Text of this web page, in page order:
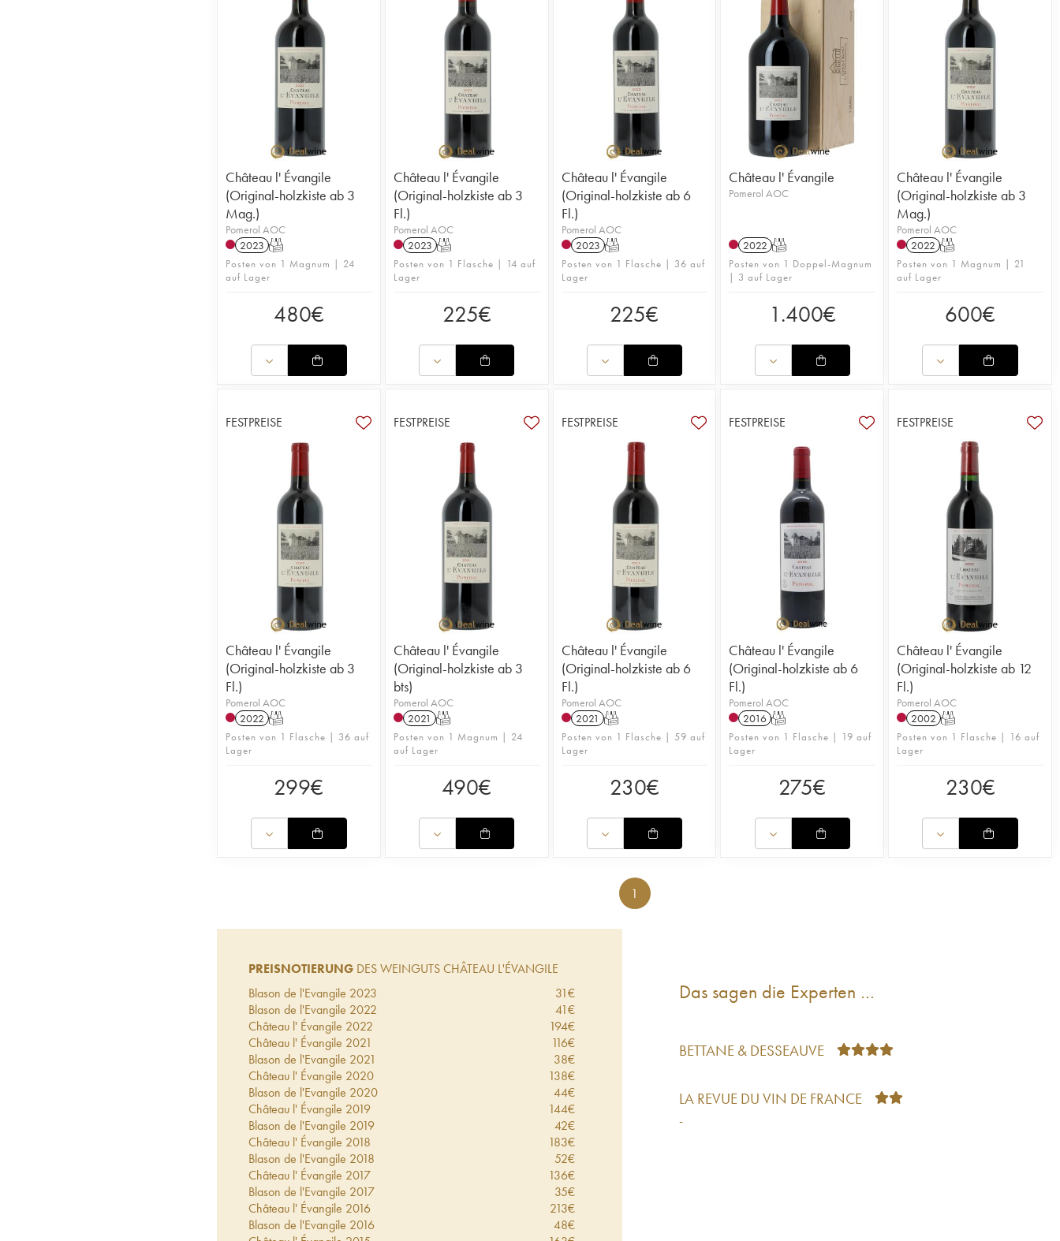
Château l' Évangile
(Original-holzkiste ab 3
Mag.)
Pomerol AOC
2023 T
Posten von 1 Magnum | 24
auf Lager
480€
Château l' Évangile
(Original-holzkiste ab 3
Fl.)
Pomerol AOC
2023 T
Posten von 1 Flasche | 14 auf
Lager
225€
Château l' Évangile
(Original-holzkiste ab 6
Fl.)
Pomerol AOC
2023 T
Posten von 1 Flasche | 36 auf
Lager
225€
Château l' Évangile
Pomerol AOC
2022 T
Posten von 1 Doppel-Magnum
| 3 auf Lager
1.400€
Château l' Évangile
(Original-holzkiste ab 3
Mag.)
Pomerol AOC
2022 T
Posten von 1 Magnum | 21
auf Lager
600€
FESTPREISE
Château l' Évangile
(Original-holzkiste ab 3
Fl.)
Pomerol AOC
2022 T
Posten von 1 Flasche | 36 auf
Lager
299€
FESTPREISE
Château l' Évangile
(Original-holzkiste ab 3
bts)
Pomerol AOC
2021 T
Posten von 1 Magnum | 24
auf Lager
490€
FESTPREISE
Château l' Évangile
(Original-holzkiste ab 6
Fl.)
Pomerol AOC
2021 T
Posten von 1 Flasche | 59 auf
Lager
230€
FESTPREISE
Château l' Évangile
(Original-holzkiste ab 6
Fl.)
Pomerol AOC
2016 T
Posten von 1 Flasche | 19 auf
Lager
275€
FESTPREISE
Château l' Évangile
(Original-holzkiste ab 12
Fl.)
Pomerol AOC
2002 T
Posten von 1 Flasche | 16 auf
Lager
230€
1
PREISNOTIERUNG DES WEINGUTS CHÂTEAU L'ÉVANGILE
Blason de l'Evangile 2023 31€
Blason de l'Evangile 2022 41€
Château l' Évangile 2022 194€
Château l' Évangile 2021 116€
Blason de l'Evangile 2021 38€
Château l' Évangile 2020 138€
Blason de l'Evangile 2020 44€
Château l' Évangile 2019 144€
Blason de l'Evangile 2019 42€
Château l' Évangile 2018 183€
Blason de l'Evangile 2018 52€
Château l' Évangile 2017 136€
Blason de l'Evangile 2017 35€
Château l' Évangile 2016 213€
Blason de l'Evangile 2016 48€
Das sagen die Experten …
BETTANE & DESSEAUVE
LA REVUE DU VIN DE FRANCE
-